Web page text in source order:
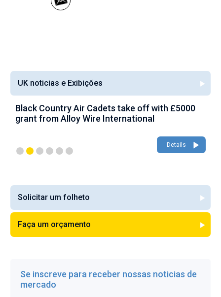
UK noticias e Exibições
Black Country Air Cadets take off with £5000
grant from Alloy Wire International
Details
Solicitar um folheto
Faça um orçamento
Se inscreve para receber nossas noticias de
mercado